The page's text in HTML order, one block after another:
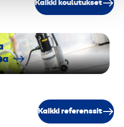
Kaikki koulutukset
Kaikki referenssit